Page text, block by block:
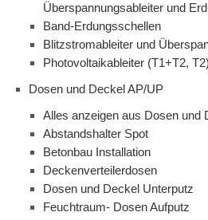
Überspannungsableiter und
Band-Erdungsschellen
Blitzstromableiter und
Photovoltaikableiter (T1+T2,
Dosen und Deckel AP/UP
Alles anzeigen aus Dosen und
Abstandshalter Spot
Betonbau Installation
Deckenverteilerdosen
Dosen und Deckel Unterputz
Feuchtraum- Dosen Aufputz